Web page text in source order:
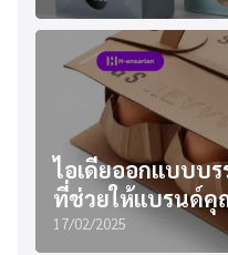
ไอเดียออกแบบบ
ที่ช่วยให้แบรนด์คุ
17/02/2025